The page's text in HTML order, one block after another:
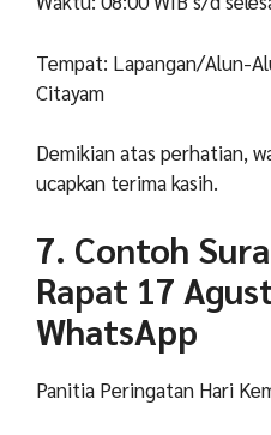
Tempat: Lapangan/Alun-
Citayam
Demikian atas perhatian,
ucapkan terima kasih.
7. Contoh
Rapat 17
WhatsApp
Panitia Peringatan Hari